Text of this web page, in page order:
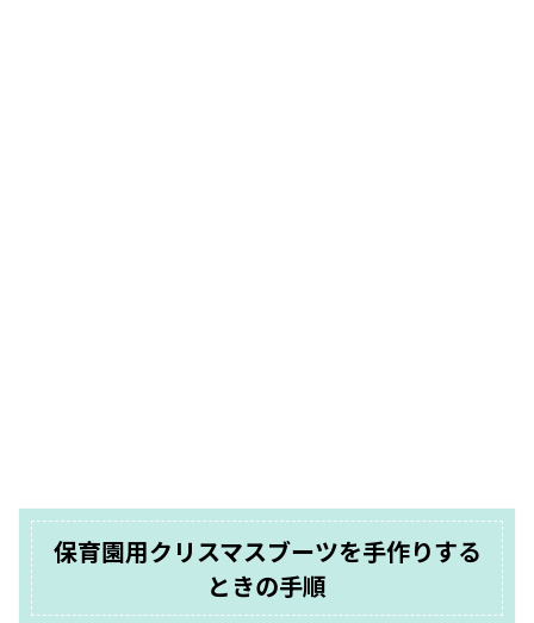
保育園用クリスマスブーツを手作りする
ときの手順